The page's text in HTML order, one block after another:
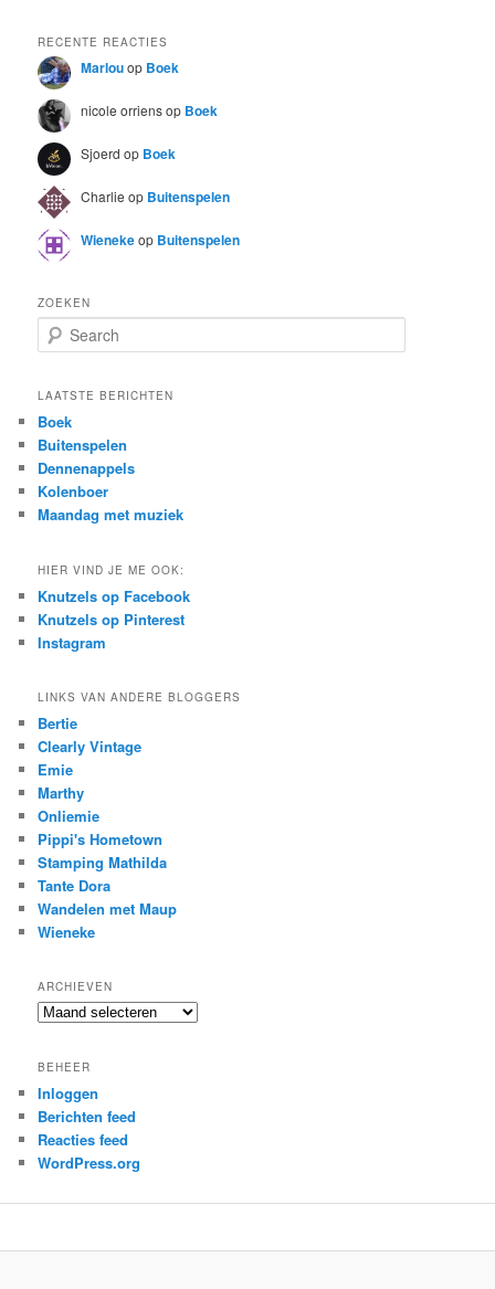
RECENTE REACTIES
Marlouop Boek
nicole orriensop Boek
Sjoerd op Boek
Charlie op Buitenspelen
Wienekeop Buitenspelen
ZOEKEN
e
r
h
LAATSTE BERICHTEN
Boek
Buitenspelen
Dennenappels
Kolenboer
Maandag met muziek
HIER VIND JE ME OOK:
Knutzels op Facebook
Knutzels op Pinterest
Instagram
LINKS VAN ANDERE BLOGGERS
Bertie
Clearly Vintage
Emie
Marthy
Onliemie
Pippi's Hometown
Stamping Mathilda
Tante Dora
Wandelen met Maup
Wieneke
ARCHIEVEN
Archieven
BEHEER
Inloggen
Berichten feed
Reacties feed
WordPress.org